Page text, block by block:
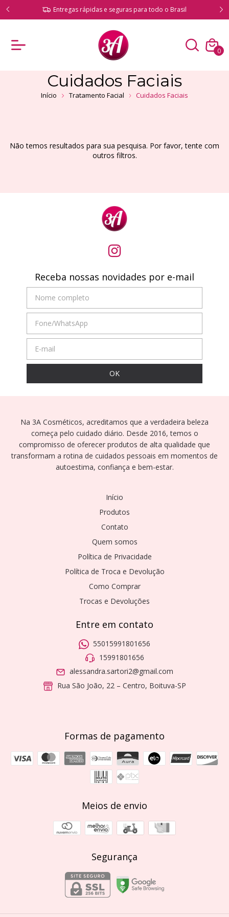
Entregas rápidas e seguras para todo o Brasil
0
Cuidados Faciais
Início Tratamento Facial Cuidados Faciais
Não temos resultados para sua pesquisa. Por favor, tente com
outros filtros.
Receba nossas novidades por e-mail
Na 3A Cosméticos, acreditamos que a verdadeira beleza
começa pelo cuidado diário. Desde 2016, temos o
compromisso de oferecer produtos de alta qualidade que
transformam a rotina de cuidados pessoais em momentos de
autoestima, confiança e bem-estar.
Início
Produtos
Contato
Quem somos
Política de Privacidade
Política de Troca e Devolução
Como Comprar
Trocas e Devoluções
Entre em contato
55015991801656
15991801656
alessandra.sartori2@gmail.com
Rua São João, 22 – Centro, Boituva-SP
Formas de pagamento
Meios de envio
Segurança